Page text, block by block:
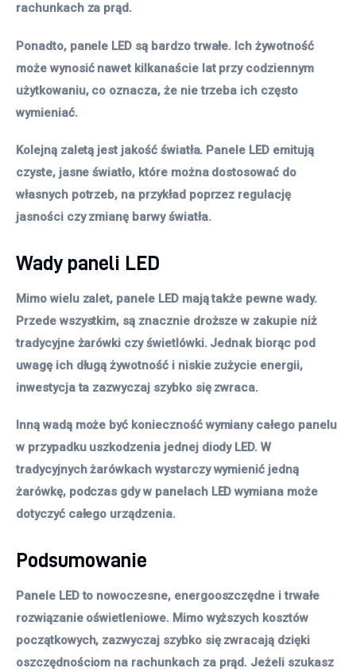
rachunkach za prąd.
Ponadto, panele LED są bardzo trwałe. Ich żywotność
może wynosić nawet kilkanaście lat przy codziennym
użytkowaniu, co oznacza, że nie trzeba ich często
wymieniać.
Kolejną zaletą jest jakość światła. Panele LED emitują
czyste, jasne światło, które można dostosować do
własnych potrzeb, na przykład poprzez regulację
jasności czy zmianę barwy światła.
Wady paneli LED
Mimo wielu zalet, panele LED mają także pewne wady.
Przede wszystkim, są znacznie droższe w zakupie niż
tradycyjne żarówki czy świetlówki. Jednak biorąc pod
uwagę ich długą żywotność i niskie zużycie energii,
inwestycja ta zazwyczaj szybko się zwraca.
Inną wadą może być konieczność wymiany całego panelu
w przypadku uszkodzenia jednej diody LED. W
tradycyjnych żarówkach wystarczy wymienić jedną
żarówkę, podczas gdy w panelach LED wymiana może
dotyczyć całego urządzenia.
Podsumowanie
Panele LED to nowoczesne, energooszczędne i trwałe
rozwiązanie oświetleniowe. Mimo wyższych kosztów
początkowych, zazwyczaj szybko się zwracają dzięki
oszczędnościom na rachunkach za prąd. Jeżeli szukasz